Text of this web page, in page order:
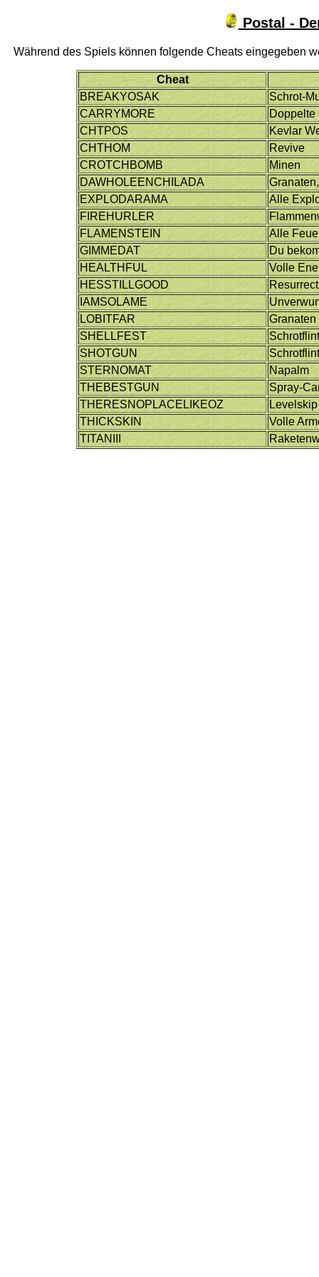
Postal -
Während des Spiels können folgende Cheats eingegeben
Cheat
BREAKYOSAK
Schrot-
CARRYMORE
Doppelte
CHTPOS
Kevlar
CHTHOM
Revive
CROTCHBOMB
Minen
DAWHOLEENCHILADA
EXPLODARAMA
Alle
FIREHURLER
FLAMENSTEIN
Alle
GIMMEDAT
Du
HEALTHFUL
Volle
HESSTILLGOOD
IAMSOLAME
LOBITFAR
SHELLFEST
SHOTGUN
STERNOMAT
Napalm
THEBESTGUN
Spray-
THERESNOPLACELIKEOZ
Levelskip
THICKSKIN
Volle
TITANIII